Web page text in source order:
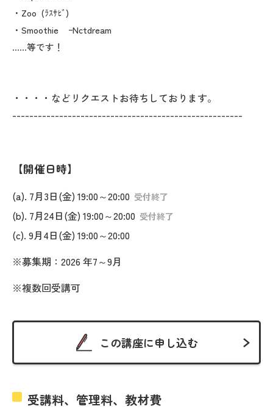
・Zoo (ﾗｽｻﾋﾞ)
・Smoothie ｰNctdream
……等です！
・・・・などリクエストお待ちしております。
------------------------------------------------------
開催日時
(a). 7月3日(金) 19:00～20:00 受付終了
(b). 7月24日(金) 19:00～20:00 受付終了
(c). 9月4日(金) 19:00～20:00
※募集期：2026 年7～9月
※複数回受講可
この講座に申し込む
受講料、管理料、教材費